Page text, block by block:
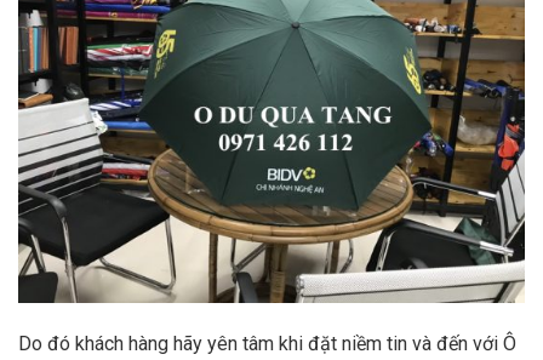
Do đó khách hàng hãy yên tâm khi đặt niềm tin và đến với Ô